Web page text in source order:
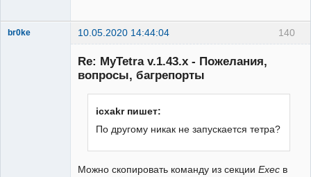
140
br0ke 10.05.2020 14:44:04
Re: MyTetra v.1.43.x - Пожелания,
вопросы, багрепорты
icxakr пишет:
По другому никак не запускается тетра?
Можно скопировать команду из секции Exec в